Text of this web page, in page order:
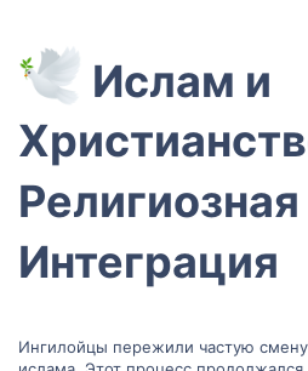
Ислам и
Религиозная
Интеграция​
Ингилойцы пережили частую